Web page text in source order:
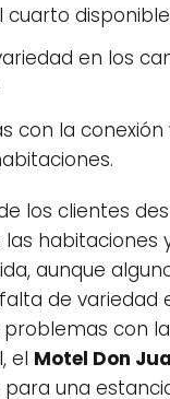
cuarto
en los
con la conexión
los clientes
habitaciones
aunque
de variedad
problemas con
el Motel Don
una